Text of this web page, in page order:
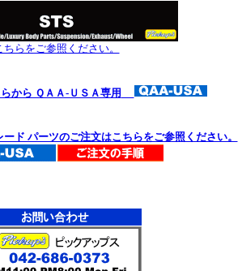
ちらをご参照ください。
から ＱＡＡ-ＵＳＡ専用
ド パーツのご注文はこちらをご参照ください。